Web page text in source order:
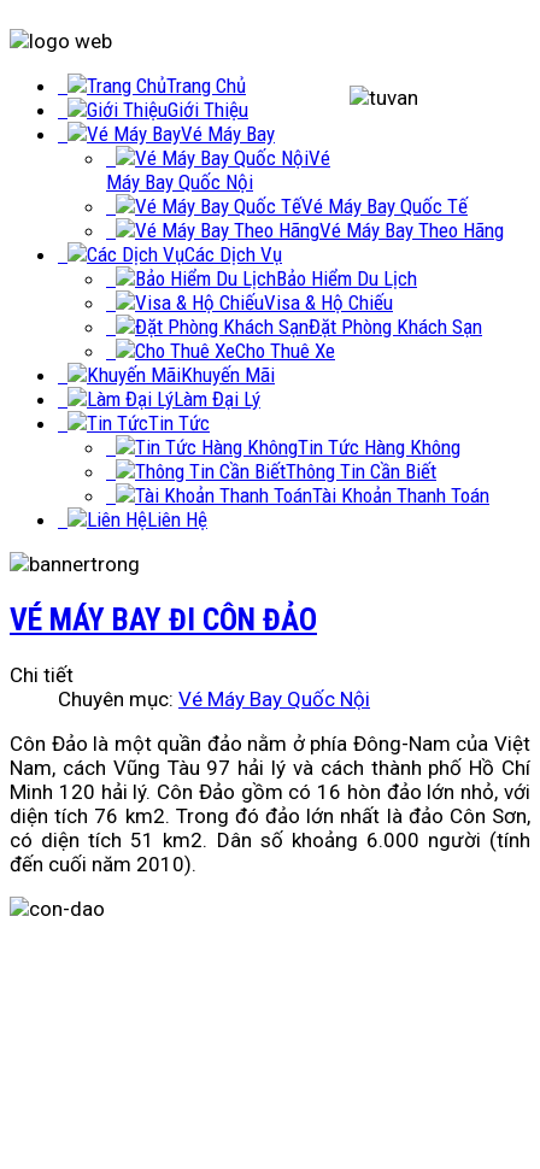
Trang Chủ
Giới Thiệu
Vé Máy Bay
Vé
Máy Bay Quốc Nội
Vé Máy Bay Quốc Tế
Vé Máy Bay Theo Hãng
Các Dịch Vụ
Bảo Hiểm Du Lịch
Visa & Hộ Chiếu
Đặt Phòng Khách Sạn
Cho Thuê Xe
Khuyến Mãi
Làm Đại Lý
Tin Tức
Tin Tức Hàng Không
Thông Tin Cần Biết
Tài Khoản Thanh Toán
Liên Hệ
VÉ MÁY BAY ĐI CÔN ĐẢO
Chi tiết
Chuyên mục: Vé Máy Bay Quốc Nội
Côn Đảo là một quần đảo nằm ở phía Đông-Nam của Việt
Nam, cách Vũng Tàu 97 hải lý và cách thành phố Hồ Chí
Minh 120 hải lý. Côn Đảo gồm có 16 hòn đảo lớn nhỏ, với
diện tích 76 km2. Trong đó đảo lớn nhất là đảo Côn Sơn,
có diện tích 51 km2. Dân số khoảng 6.000 người (tính
đến cuối năm 2010).